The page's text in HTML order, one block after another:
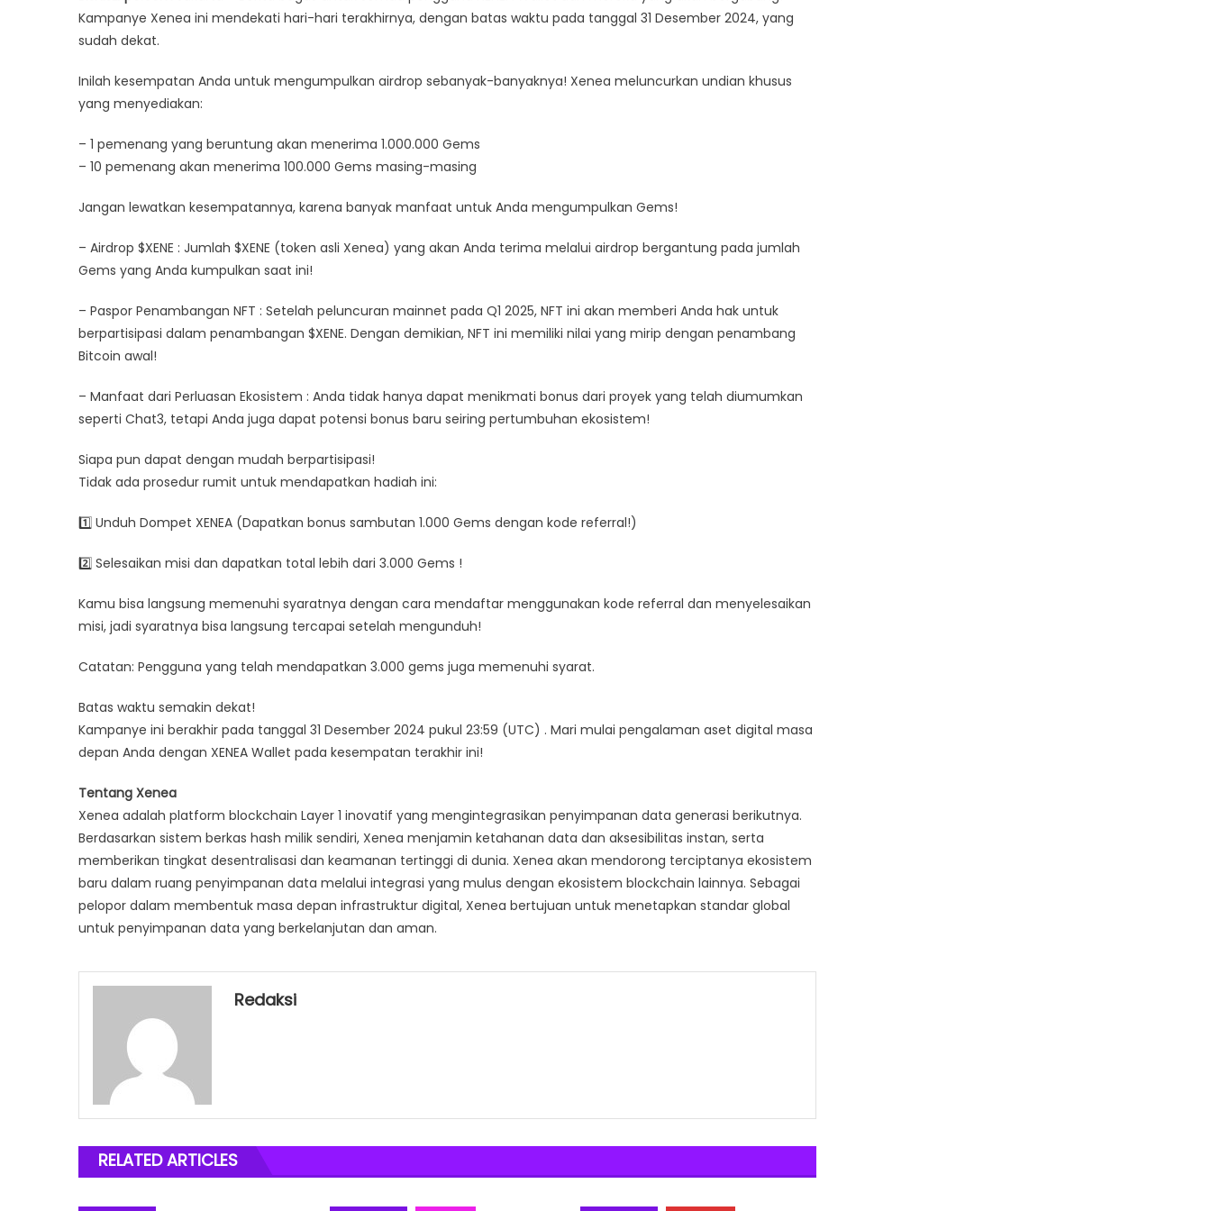
Undian
Kampanye
XENEA
Akhirnya
Babak
Kampanye Xenea ini mendekati hari-hari terakhirnya, dengan batas waktu pada tanggal 31 Desember 2024, yang
sudah dekat.
Inilah kesempatan Anda untuk mengumpulkan airdrop sebanyak-banyaknya! Xenea meluncurkan undian khusus
yang menyediakan:
– 1 pemenang yang beruntung akan menerima 1.000.000 Gems
– 10 pemenang akan menerima 100.000 Gems masing-masing
Jangan lewatkan kesempatannya, karena banyak manfaat untuk Anda mengumpulkan Gems!
– Airdrop $XENE : Jumlah $XENE (token asli Xenea) yang akan Anda terima melalui airdrop bergantung pada jumlah
Gems yang Anda kumpulkan saat ini!
– Paspor Penambangan NFT : Setelah peluncuran mainnet pada Q1 2025, NFT ini akan memberi Anda hak untuk
berpartisipasi dalam penambangan $XENE. Dengan demikian, NFT ini memiliki nilai yang mirip dengan penambang
Bitcoin awal!
– Manfaat dari Perluasan Ekosistem : Anda tidak hanya dapat menikmati bonus dari proyek yang telah diumumkan
seperti Chat3, tetapi Anda juga dapat potensi bonus baru seiring pertumbuhan ekosistem!
Siapa pun dapat dengan mudah berpartisipasi!
Tidak ada prosedur rumit untuk mendapatkan hadiah ini:
1️⃣ Unduh Dompet XENEA (Dapatkan bonus sambutan 1.000 Gems dengan kode referral!)
2️⃣ Selesaikan misi dan dapatkan total lebih dari 3.000 Gems !
Kamu bisa langsung memenuhi syaratnya dengan cara mendaftar menggunakan kode referral dan menyelesaikan
misi, jadi syaratnya bisa langsung tercapai setelah mengunduh!
Catatan: Pengguna yang telah mendapatkan 3.000 gems juga memenuhi syarat.
Batas waktu semakin dekat!
Kampanye ini berakhir pada tanggal 31 Desember 2024 pukul 23:59 (UTC) . Mari mulai pengalaman aset digital masa
depan Anda dengan XENEA Wallet pada kesempatan terakhir ini!
Tentang Xenea
Xenea adalah platform blockchain Layer 1 inovatif yang mengintegrasikan penyimpanan data generasi berikutnya.
Berdasarkan sistem berkas hash milik sendiri, Xenea menjamin ketahanan data dan aksesibilitas instan, serta
memberikan tingkat desentralisasi dan keamanan tertinggi di dunia. Xenea akan mendorong terciptanya ekosistem
baru dalam ruang penyimpanan data melalui integrasi yang mulus dengan ekosistem blockchain lainnya. Sebagai
pelopor dalam membentuk masa depan infrastruktur digital, Xenea bertujuan untuk menetapkan standar global
untuk penyimpanan data yang berkelanjutan dan aman.
Redaksi
RELATED ARTICLES